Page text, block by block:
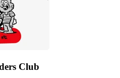
Club